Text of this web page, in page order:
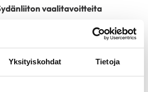
Yksityiskohdat Tietoja
vaalitavoitteita
myös perustana Sydänliiton
eduskuntavaalitavoitteille.
kuolevat sydän- ja
selvästi useammin kuin muissa